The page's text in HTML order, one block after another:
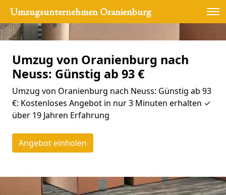
Umzugsunternehmen Oranienburg
Umzug von Oranienburg nach
Neuss: Günstig ab 93 €
Umzug von Oranienburg nach Neuss: Günstig ab 93
€: Kostenloses Angebot in nur 3 Minuten erhalten ✓
über 19 Jahren Erfahrung
Angebot einholen